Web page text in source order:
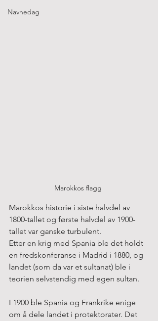
Navnedag
Marokkos flagg
Marokkos historie i siste halvdel av
1800-tallet og første halvdel av 1900-
tallet var ganske turbulent.
Etter en krig med Spania ble det holdt
en fredskonferanse i Madrid i 1880, og
landet (som da var et sultanat) ble i
teorien selvstendig med egen sultan.
I 1900 ble Spania og Frankrike enige
om å dele landet i protektorater. Det